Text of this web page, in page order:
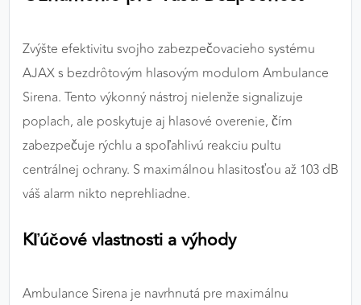
Zvýšte efektivitu svojho zabezpečovacieho systému
AJAX s bezdrôtovým hlasovým modulom Ambulance
Sirena. Tento výkonný nástroj nielenže signalizuje
poplach, ale poskytuje aj hlasové overenie, čím
zabezpečuje rýchlu a spoľahlivú reakciu pultu
centrálnej ochrany. S maximálnou hlasitosťou až 103 dB
váš alarm nikto neprehliadne.
Kľúčové vlastnosti a výhody
Ambulance Sirena je navrhnutá pre maximálnu
Google Analytics
MARKETINGOVÉ COOKIES
Marketingové cookies sa používajú na sledovanie
správania používateľov naprieč webovými
zobrazovať cielenú a relevantnú reklamu, a to na
našom webe aj v reklamných sieťach tretích strán.
Google Ads